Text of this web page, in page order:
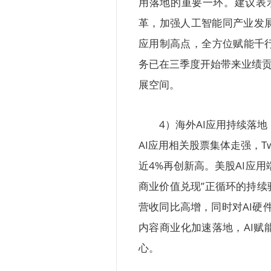
革，加强人工智能同产业发
应用制高点，全方位赋能千
务已在三季度开始带来业绩
展空间。
4）海外AI应用持续落
AI应用相关股票集体走强，
近4%再创新高。美股AI应
商业价值兑现”正循环的持
营收同比高增，同时对AI硬
内容商业化加速落地，AI赋
心。